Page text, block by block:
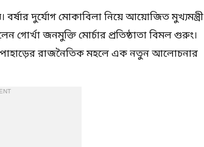
দুর্যোগ মোকাবিলা নিয়ে আয়োজিত মুখ্যমন্ত্রী
গোর্খা জনমুক্তি মোর্চার প্রতিষ্ঠাতা বিমল গুরুং।
পাহাড়ের রাজনৈতিক মহলে এক নতুন আলোচনার